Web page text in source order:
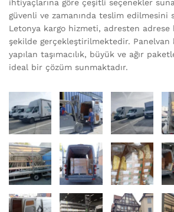
ihtiyaçlarına göre çeşitli seçenekler
güvenli ve zamanında teslim edilmesini
Letonya kargo hizmeti, adresten adrese
şekilde gerçekleştirilmektedir. Panelvan
yapılan taşımacılık, büyük ve ağır
ideal bir çözüm sunmaktadır.